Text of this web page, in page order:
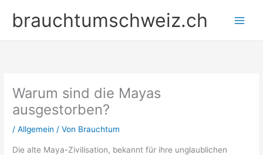
Inhaltbrauchtumschweiz.ch
Warum sind die Mayas
ausgestorben?
/Allgemein / Von Brauchtum
Die alte Maya-Zivilisation, bekannt für ihre unglaublichen